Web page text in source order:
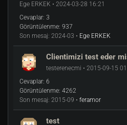
Ege ERKEK • 2024-03-28 16:21
Cevaplar: 3
Görüntülenme: 937
Son mesaj: 2024-03 • Ege ERKEK
Clientimizi test eder
testerenecmi • 2015-09-15
Cevaplar: 6
Görüntülenme: 4262
Son mesaj: 2015-09 • feramor
test